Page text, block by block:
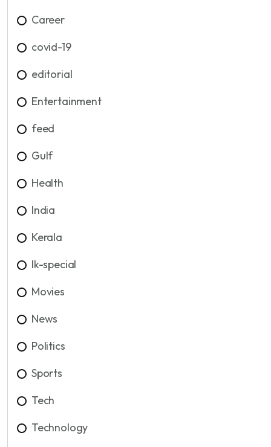
Career
covid-19
editorial
Entertainment
feed
Gulf
Health
India
Kerala
lk-special
Movies
News
Politics
Sports
Tech
Technology